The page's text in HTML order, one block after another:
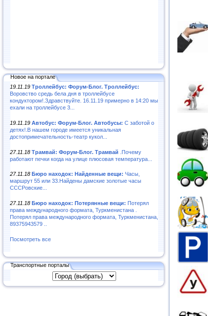
Новое на портале
19.11.19 Троллейбус: Форум-Блог. Троллейбус:
Воровство средь бела дня в троллейбусе
кондуктором!.Здравствуйте. 16.11.19 примерно в 14:20 мы
ехали на троллейбусе 3...
19.11.19 Автобус: Форум-Блог. Автобусы: С заботой о
детях!.В нашем городе имеется уникальная
достопримечательность-театр кукол...
27.11.18 Трамвай: Форум-Блог. Трамвай .Почему
работают печки когда на улице плюсовая температура...
27.11.18 Бюро находок: Найденные вещи: Часы,
маршрут 55 или 33.Найдены дамские золотые часы
СССРовские...
27.11.18 Бюро находок: Потерянные вещи: Потерял
права международного формата, Туркменистана .
Потерял права международного формата, Туркменистана,
89375943579 ..
Посмотреть все
Транспортные порталы